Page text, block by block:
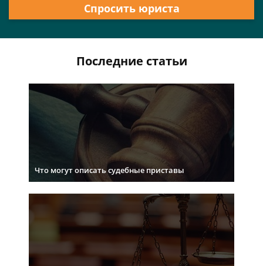
Спросить юриста
Последние статьи
Что могут описать судебные приставы